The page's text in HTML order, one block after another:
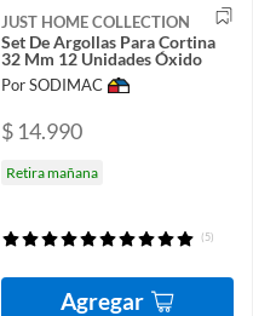
JUST HOME COLLECTION
Set De Argollas Para Cortina
32 Mm 12 Unidades Óxido
Por SODIMAC
$ 14.990
Retira mañana
(5)
Agregar